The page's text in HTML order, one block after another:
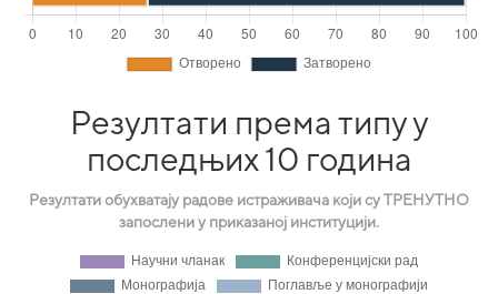
Резултати према типу у
последњих 10 година
Резултати обухватају радове истраживача који су ТРЕНУТНО
запослени у приказаној институцији.